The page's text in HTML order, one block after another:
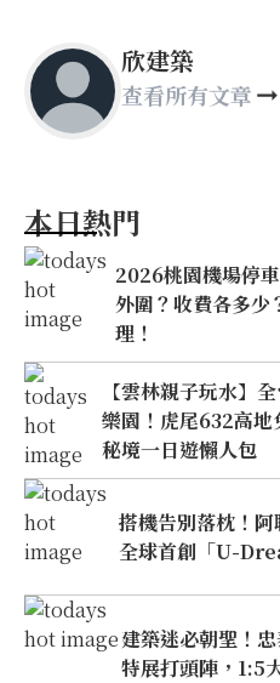
欣建築
查看所有文章
本日熱門
2026桃園機場停
外圍？收費各多少
理！
【雲林親子玩水】
樂園！虎尾632高
秘境一日遊懶人包
搭機告別落枕！阿
全球首創「U-
建築迷必朝聖！
特展打頭陣，1:5